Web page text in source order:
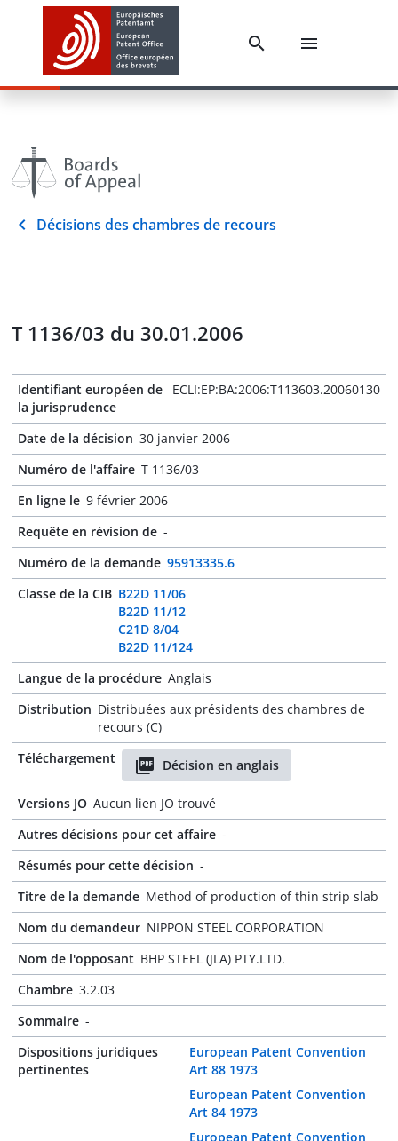
Décisions des chambres de recours
T 1136/03 du 30.01.2006
Identifiant européen de
la jurisprudence
ECLI:EP:BA:2006:T113603.20060130
Date de la décision 30 janvier 2006
Numéro de l'affaire T 1136/03
En ligne le 9 février 2006
Requête en révision de -
Numéro de la demande 95913335.6
Classe de la CIB B22D 11/06
B22D 11/12
C21D 8/04
B22D 11/124
Langue de la procédure Anglais
Distribution Distribuées aux présidents des chambres de
recours (C)
Téléchargement
Décision en anglais
Versions JO Aucun lien JO trouvé
Autres décisions pour cet affaire -
Résumés pour cette décision -
Titre de la demande Method of production of thin strip slab
Nom du demandeur NIPPON STEEL CORPORATION
Nom de l'opposant BHP STEEL (JLA) PTY.LTD.
Chambre 3.2.03
Sommaire -
Dispositions juridiques
pertinentes
European Patent Convention
Art 88 1973
European Patent Convention
Art 84 1973
European Patent Convention